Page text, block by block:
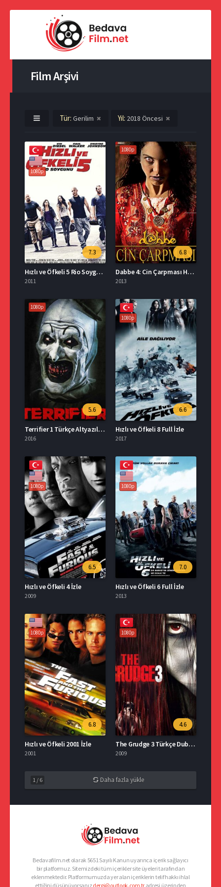
Film Arşivi
Tür: Gerilim Yıl: 2018 Öncesi
1080p
7.3
Hızlı ve Öfkeli 5 Rio Soygunu İzle
2011
1080p
6.8
Dabbe 4: Cin Çarpması HD Film İzle
2013
1080p
5.6
Terrifier 1 Türkçe Altyazılı Full İzle
2016
1080p
6.6
Hızlı ve Öfkeli 8 Full İzle
2017
1080p
6.5
Hızlı ve Öfkeli 4 İzle
2009
1080p
7.0
Hızlı ve Öfkeli 6 Full İzle
2013
1080p
6.8
Hızlı ve Öfkeli 2001 İzle
2001
1080p
4.6
The Grudge 3 Türkçe Dublaj İzle
2009
1 / 6 Daha fazla yükle
Bedavafilm.net olarak 5651 Sayılı Kanun uyarınca içerik sağlayıcı
bir platformuz. Sitemizdeki tüm içerikler site üyeleri tarafından
eklenmektedir. Platformumuzda yer alan içeriklerin telif hakkı ihlal
ettiğini düşünüyorsanızdergi@outlook.com.tr adresi üzerinden